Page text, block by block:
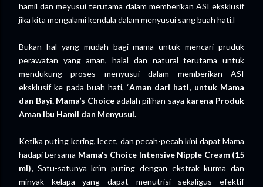
hamil dan meyusui terutama dalam memberikan ASI eksklusif
jika kita mengalami kendala dalam menyusui sang buah hati.l
Bukan hal yang mudah bagi mama untuk mencari pruduk
perawatan yang aman, halal dan natural terutama untuk
mendukung proses menyusui dalam memberikan ASI
eksklusif ke pada buah hati, ‘Aman dari hati, untuk Mama
dan Bayi. Mama’s Choice adalah pilihan saya karena Produk
Aman Ibu Hamil dan Menyusui.
Ketika puting kering, lecet, dan pecah-pecah kini dapat Mama
hadapi bersama Mama's Choice Intensive Nipple Cream (15
ml), Satu-satunya krim puting dengan ekstrak kurma dan
minyak kelapa yang dapat menutrisi sekaligus efektif